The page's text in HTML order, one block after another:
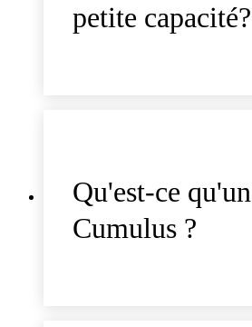
petite capacité?
Qu'est-ce qu'un
Cumulus ?